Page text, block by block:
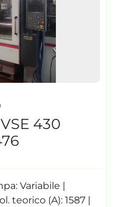
430
Variabile |
teorico (A): 1587 |